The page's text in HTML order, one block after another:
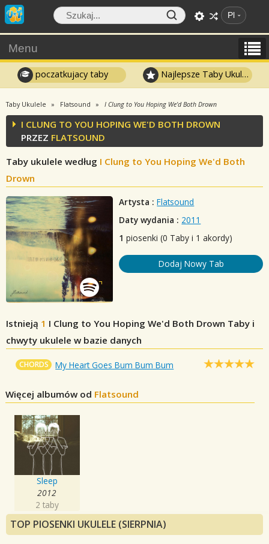
Pl
Menu
poczatkujacy taby Najlepsze Taby Ukulele
Taby Ukulele Flatsound I Clung to You Hoping We'd Both Drown
I CLUNG TO YOU HOPING WE'D BOTH DROWN
PRZEZ FLATSOUND
Taby ukulele według I Clung to You Hoping We'd Both
Drown
Artysta : Flatsound
Daty wydania : 2011
1 piosenki (0 Taby i 1 akordy)
Dodaj Nowy Tab
Istnieją 1 I Clung to You Hoping We'd Both Drown Taby i
chwyty ukulele w bazie danych
CHORDS My Heart Goes Bum Bum Bum
Więcej albumów od Flatsound
Sleep
2012
2 taby
TOP PIOSENKI UKULELE (SIERPNIA)